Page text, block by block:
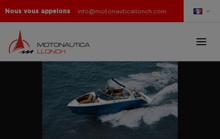
Nous vous appelons info@motonauticallonch.com